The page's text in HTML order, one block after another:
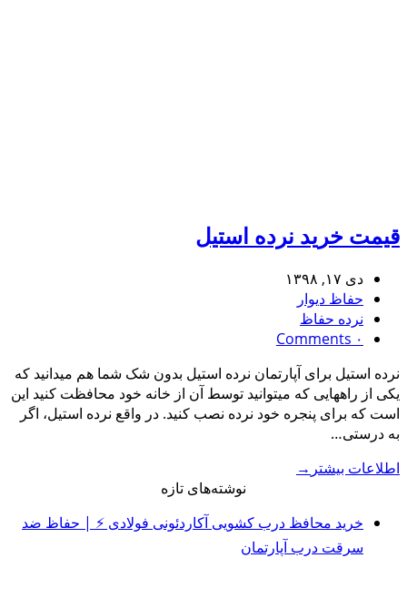
قیمت خرید نرده استیل
دی ۱۷, ۱۳۹۸
حفاظ دیوار
نرده حفاظ
۰ Comments
نرده استیل برای آپارتمان نرده استیل بدون شک شما هم میدانید که
یکی از راههایی که میتوانید توسط آن از خانه خود محافظت کنید این
است که برای پنجره خود نرده نصب کنید. در واقع نرده استیل، اگر
به درستی…
اطلاعات بیشتر →
نوشته‌های تازه
خرید محافظ درب کشویی آکاردئونی فولادی ⚡️ | حفاظ ضد
سرقت درب آپارتمان